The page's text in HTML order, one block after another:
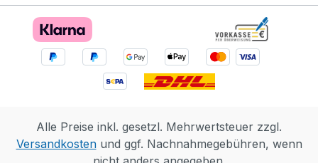
Alle Preise inkl. gesetzl. Mehrwertsteuer zzgl.
Versandkostenund ggf. Nachnahmegebühren, wenn